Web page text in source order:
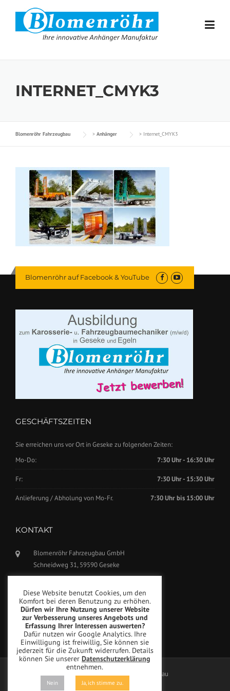
Skip to content
INTERNET_CMYK3
Blomenröhr Fahrzeugbau > Anhänger > Internet_CMYK3
Blomenröhr auf Facebook & YouTube
GESCHÄFTSZEITEN
Sie erreichen uns vor Ort in Geseke zu folgenden Zeiten:
Mo-Do:
7:30 Uhr - 16:30 Uhr
Fr: 7:30 Uhr - 15:30 Uhr
Anlieferung / Abholung von Mo-Fr. 7:30 Uhr bis 15:00 Uhr
KONTAKT
Blomenröhr Fahrzeugbau GmbH
Schneidweg 31, 59590 Geseke
Fax: +49(0)2942-5799777
info@blomenroehr.com
Copyright © Blomenröhr Fahrzeugbau
Diese Website benutzt Cookies, um den
Komfort bei deren Benutzung zu erhöhen.
Dürfen wir Ihre Nutzung unserer Website
zur Verbesserung unseres Angebots und
Erfassung Ihrer Interessen auswerten?
Dafür nutzen wir Google Analytics. Ihre
Einwilligung ist freiwillig, Sie können sie
jederzeit für die Zukunft widerrufen. Details
können Sie unserer Datenschutzerklärung
entnehmen.
Nein Ja, ich stimme zu.